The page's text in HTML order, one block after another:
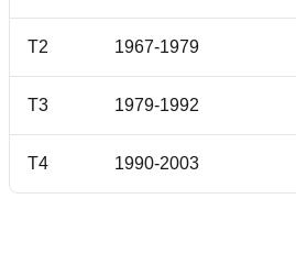
T2 1967-1979
T3 1979-1992
T4 1990-2003